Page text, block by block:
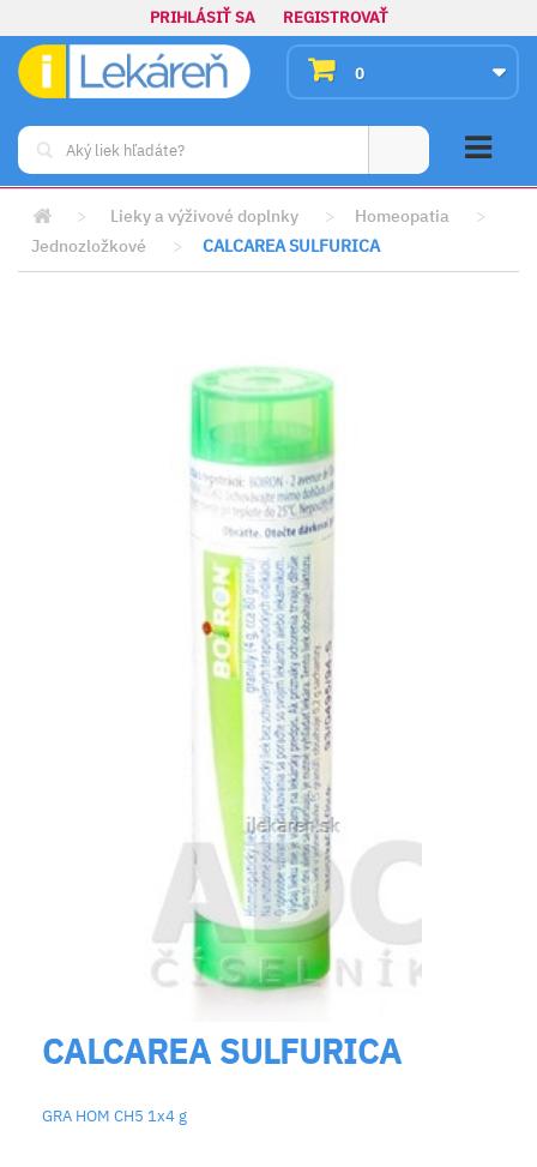
PRIHLÁSIŤ SA REGISTROVAŤ
0
> Lieky a výživové doplnky > Homeopatia
>
Jednozložkové
> CALCAREA SULFURICA
CALCAREA SULFURICA
GRA HOM CH5 1x4 g